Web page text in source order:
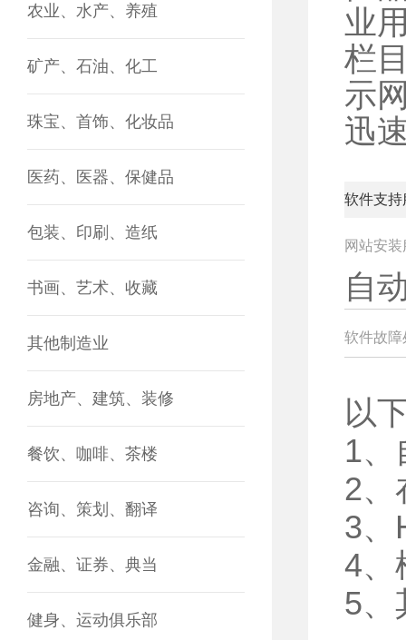
农业、水产、养殖
矿产、石油、化工
珠宝、首饰、化妆品
医药、医器、保健品
包装、印刷、造纸
书画、艺术、收藏
其他制造业
房地产、建筑、装修
餐饮、咖啡、茶楼
咨询、策划、翻译
金融、证券、典当
健身、运动俱乐部
业
栏
示
迅
软件支持
网站安装
自
软件故障
以
1、
2、
3、
4、
5、